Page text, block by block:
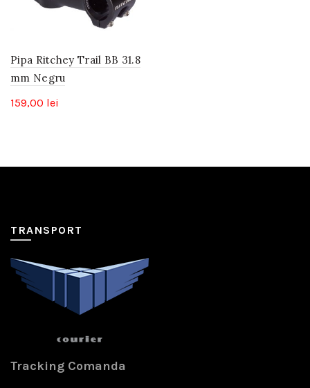
Pipa Ritchey Trail BB 31.8
mm Negru
159,00 lei
TRANSPORT
Tracking Comanda